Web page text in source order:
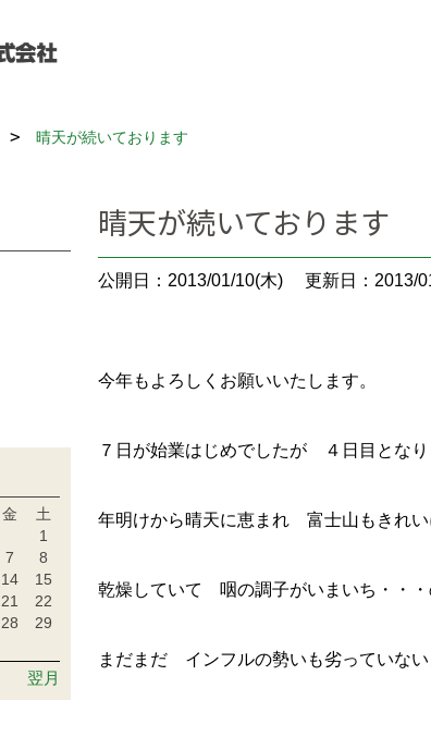
晴天が続いております
晴天が続いております
公開日：2013/01/10(木) 更新日：2013/
今年もよろしくお願いいたします。
７日が始業はじめでしたが ４日目とな
年明けから晴天に恵まれ 富士山もきれ
乾燥していて 咽の調子がいまいち・・・
まだまだ インフルの勢いも劣っていな
金
土
1
7
8
14
15
21
22
28
29
翌月